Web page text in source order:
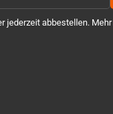
jederzeit abbestellen.